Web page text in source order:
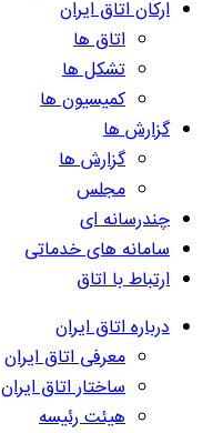
ارکان اتاق ایران
اتاق ها
تشکل ها
کمیسیون ها
گزارش ها
گزارش ها
مجلس
چندرسانه ای
سامانه های خدماتی
ارتباط با اتاق
درباره اتاق ایران
معرفی اتاق ایران
ساختار اتاق ایران
هیئت رئیسه